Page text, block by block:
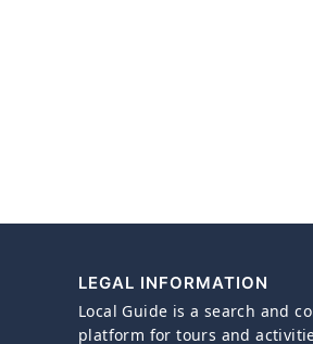
LEGAL INFORMATION
Local Guide is a search and
platform for tours and